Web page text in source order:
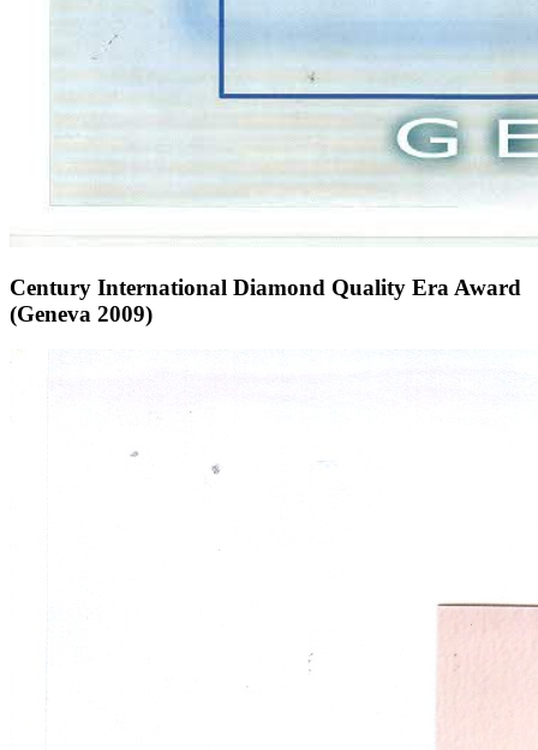
Century International Diamond Quality Era Award
(Geneva 2009)